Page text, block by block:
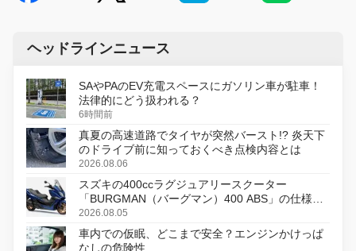
ヘッドラインニュース
SAやPAのEV充電スペースにガソリン車が駐車！
法律的にどう扱われる？
6時間前
真夏の高速道路でタイヤが突然バースト!? 炎天下
のドライブ前に知っておくべき点検内容とは
2026.08.06
スズキの400ccラグジュアリースクーター
「BURGMAN（バーグマン）400 ABS」の仕様を
変更し、8月18日に発売
2026.08.05
車内での仮眠、どこまで安全？エンジンかけっぱ
なしの危険性